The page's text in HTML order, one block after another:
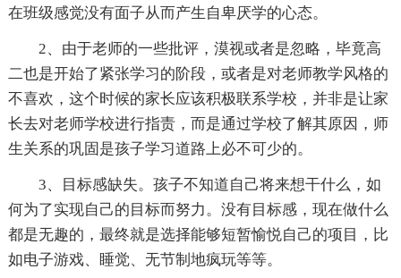
在班级感觉没有面子从而产生自卑厌学的心态。
2、由于老师的一些批评，漠视或者是忽略，毕竟高
二也是开始了紧张学习的阶段，或者是对老师教学风格的
不喜欢，这个时候的家长应该积极联系学校，并非是让家
长去对老师学校进行指责，而是通过学校了解其原因，师
生关系的巩固是孩子学习道路上必不可少的。
3、目标感缺失。孩子不知道自己将来想干什么，如
何为了实现自己的目标而努力。没有目标感，现在做什么
都是无趣的，最终就是选择能够短暂愉悦自己的项目，比
如电子游戏、睡觉、无节制地疯玩等等。